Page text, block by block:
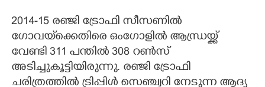
2014-15 രഞ്ജി ട്രോഫി സീസണിൽ
ഗോവയ്‌ക്കെതിരെ ഒംഗോളിൽ ആന്ധ്രയ്ക്ക്
വേണ്ടി 311 പന്തിൽ 308 റൺസ്
അടിച്ചുകൂട്ടിയിരുന്നു. രഞ്ജി ട്രോഫി
ചരിത്രത്തിൽ ട്രിപ്പിൾ സെഞ്ച്വറി നേടുന്ന ആദ്യ